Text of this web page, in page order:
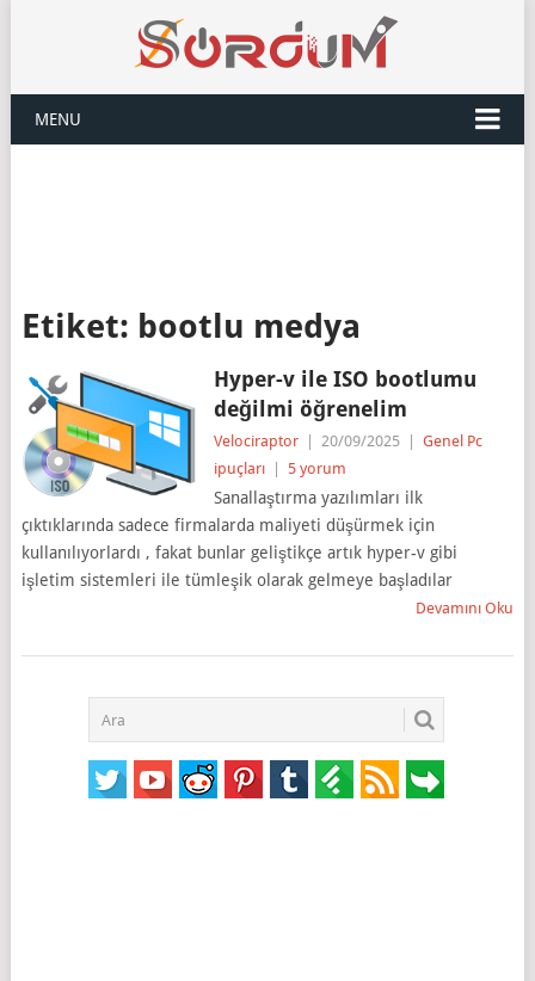
MENU
Etiket: bootlu medya
Hyper-v ile ISO bootlumu
değilmi öğrenelim
Velociraptor 20/09/2025
Genel Pc
ipuçları
5 yorum
Sanallaştırma yazılımları ilk
çıktıklarında sadece firmalarda maliyeti düşürmek için
kullanılıyorlardı , fakat bunlar geliştikçe artık hyper-v gibi
işletim sistemleri ile tümleşik olarak gelmeye başladılar
Devamını Oku